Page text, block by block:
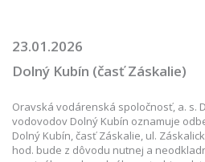
23.01.2026
Dolný Kubín (časť Záskalie)
Oravská vodárenská spoločnosť, a. s.
vodovodov Dolný Kubín oznamuje
Dolný Kubín, časť Záskalie, ul.
hod. bude z dôvodu nutnej a